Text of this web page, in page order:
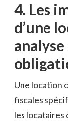
4. ​Les
d’une
Une location
fiscales‍
les ⁢locataires